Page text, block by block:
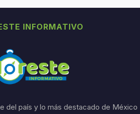
INFORMATIVO
del país y lo más destacado de México